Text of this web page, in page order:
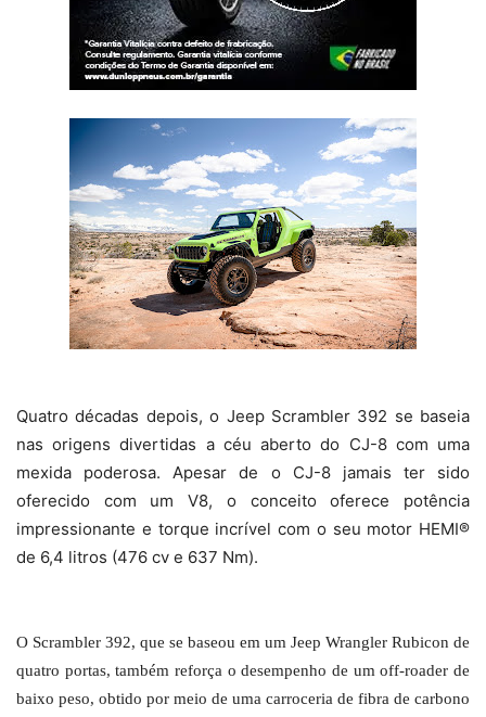
Quatro décadas depois, o Jeep Scrambler 392 se baseia
nas origens divertidas a céu aberto do CJ-8 com uma
mexida poderosa. Apesar de o CJ-8 jamais ter sido
oferecido com um V8, o conceito oferece potência
impressionante e torque incrível com o seu motor HEMI®
de 6,4 litros (476 cv e 637 Nm).
O Scrambler 392, que se baseou em um Jeep Wrangler Rubicon de
quatro portas, também reforça o desempenho de um off-roader de
baixo peso, obtido por meio de uma carroceria de fibra de carbono